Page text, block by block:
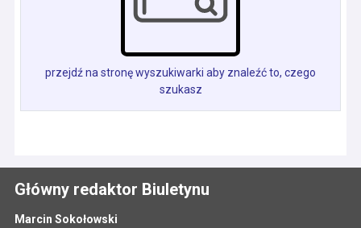
przejdź na stronę wyszukiwarki aby znaleźć to, czego
szukasz
Główny redaktor Biuletynu
Marcin Sokołowski